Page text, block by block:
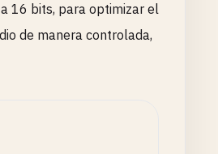
16 bits, para optimizar el
de manera controlada,